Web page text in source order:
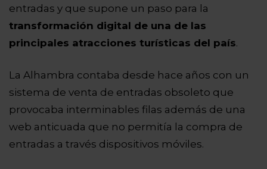
entradas y que supone un paso para la
transformación digital de una de las
principales atracciones turísticas del país.
La Alhambra contaba desde hace años con un
sistema de venta de entradas obsoleto que
provocaba interminables filas además de una
web anticuada que no permitía la compra de
entradas a través dispositivos móviles.